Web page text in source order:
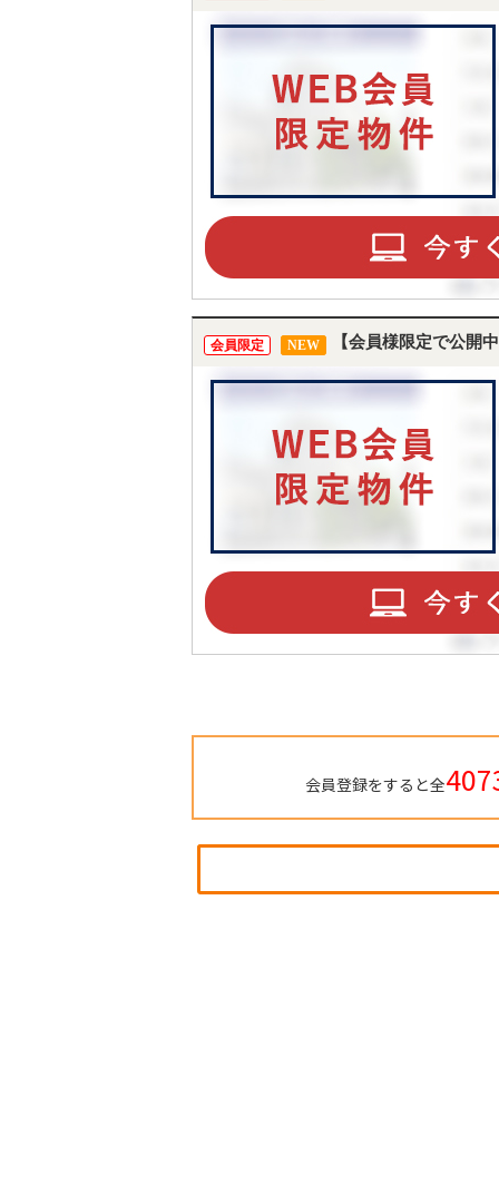
会員限定 NEW 【会員様限定で公開
会員登録をすると全